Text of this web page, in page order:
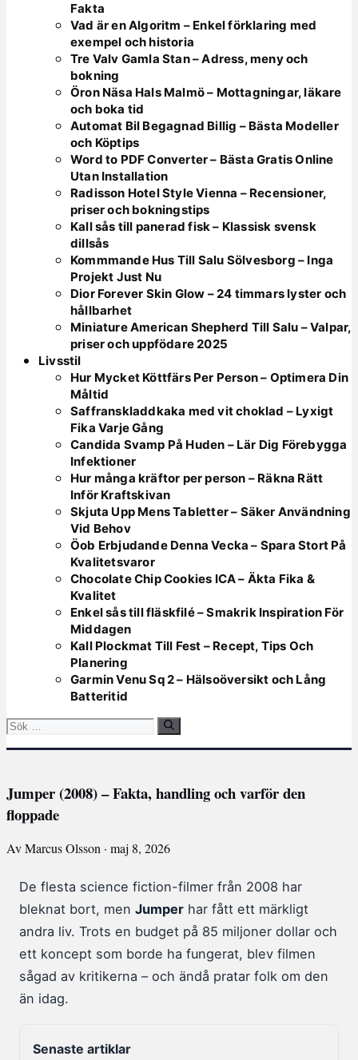
Fakta
Vad är en Algoritm – Enkel förklaring med
exempel och historia
Tre Valv Gamla Stan – Adress, meny och
bokning
Öron Näsa Hals Malmö – Mottagningar, läkare
och boka tid
Automat Bil Begagnad Billig – Bästa Modeller
och Köptips
Word to PDF Converter – Bästa Gratis Online
Utan Installation
Radisson Hotel Style Vienna – Recensioner,
priser och bokningstips
Kall sås till panerad fisk – Klassisk svensk
dillsås
Kommmande Hus Till Salu Sölvesborg – Inga
Projekt Just Nu
Dior Forever Skin Glow – 24 timmars lyster och
hållbarhet
Miniature American Shepherd Till Salu – Valpar,
priser och uppfödare 2025
Livsstil
Hur Mycket Köttfärs Per Person – Optimera Din
Måltid
Saffranskladdkaka med vit choklad – Lyxigt
Fika Varje Gång
Candida Svamp På Huden – Lär Dig Förebygga
Infektioner
Hur många kräftor per person – Räkna Rätt
Inför Kraftskivan
Skjuta Upp Mens Tabletter – Säker Användning
Vid Behov
Öob Erbjudande Denna Vecka – Spara Stort På
Kvalitetsvaror
Chocolate Chip Cookies ICA – Äkta Fika &
Kvalitet
Enkel sås till fläskfilé – Smakrik Inspiration För
Middagen
Kall Plockmat Till Fest – Recept, Tips Och
Planering
Garmin Venu Sq 2 – Hälsoöversikt och Lång
Batteritid
Sök
Jumper (2008) – Fakta, handling och varför den
floppade
Av Marcus Olsson · maj 8, 2026
De flesta science fiction-filmer från 2008 har
bleknat bort, men Jumper har fått ett märkligt
andra liv. Trots en budget på 85 miljoner dollar och
ett koncept som borde ha fungerat, blev filmen
sågad av kritikerna – och ändå pratar folk om den
än idag.
Senaste artiklar